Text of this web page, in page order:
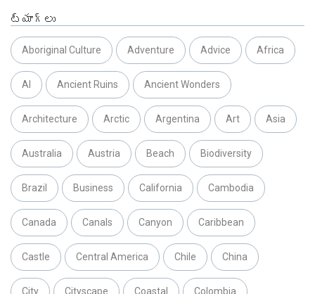
ట్యాగ్లు
Aboriginal Culture Adventure Advice Africa
AI Ancient Ruins Ancient Wonders
Architecture Arctic Argentina Art Asia
Australia Austria Beach Biodiversity
Brazil Business California Cambodia
Canada Canals Canyon Caribbean
Castle Central America Chile China
City Cityscape Coastal Colombia